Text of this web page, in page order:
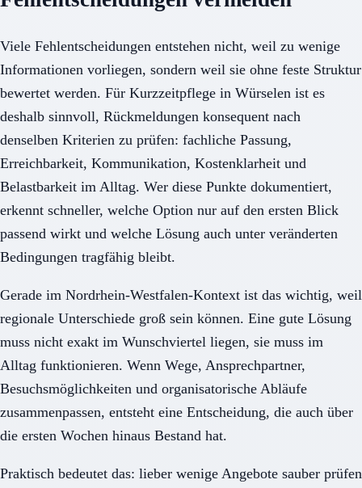
Viele Fehlentscheidungen entstehen nicht, weil zu wenige
Informationen vorliegen, sondern weil sie ohne feste Struktur
bewertet werden. Für Kurzzeitpflege in Würselen ist es
deshalb sinnvoll, Rückmeldungen konsequent nach
denselben Kriterien zu prüfen: fachliche Passung,
Erreichbarkeit, Kommunikation, Kostenklarheit und
Belastbarkeit im Alltag. Wer diese Punkte dokumentiert,
erkennt schneller, welche Option nur auf den ersten Blick
passend wirkt und welche Lösung auch unter veränderten
Bedingungen tragfähig bleibt.
Gerade im Nordrhein-Westfalen-Kontext ist das wichtig, weil
regionale Unterschiede groß sein können. Eine gute Lösung
muss nicht exakt im Wunschviertel liegen, sie muss im
Alltag funktionieren. Wenn Wege, Ansprechpartner,
Besuchsmöglichkeiten und organisatorische Abläufe
zusammenpassen, entsteht eine Entscheidung, die auch über
die ersten Wochen hinaus Bestand hat.
Praktisch bedeutet das: lieber wenige Angebote sauber prüfen